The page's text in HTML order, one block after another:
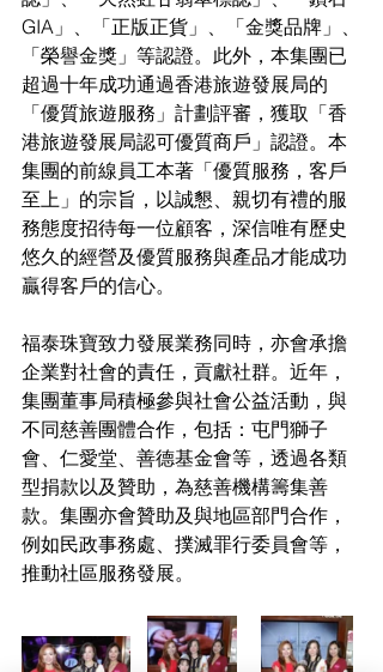
GIA」、「正版正貨」、「金獎品牌」、
「榮譽金獎」等認證。此外，本集團已
超過十年成功通過香港旅遊發展局的
「優質旅遊服務」計劃評審，獲取「香
港旅遊發展局認可優質商戶」認證。本
集團的前線員工本著「優質服務，客戶
至上」的宗旨，以誠懇、親切有禮的服
務態度招待每一位顧客，深信唯有歷史
悠久的經營及優質服務與產品才能成功
贏得客戶的信心。
福泰珠寶致力發展業務同時，亦會承擔
企業對社會的責任，貢獻社群。近年，
集團董事局積極參與社會公益活動，與
不同慈善團體合作，包括：屯門獅子
會、仁愛堂、善德基金會等，透過各類
型捐款以及贊助，為慈善機構籌集善
款。集團亦會贊助及與地區部門合作，
例如民政事務處、撲滅罪行委員會等，
推動社區服務發展。